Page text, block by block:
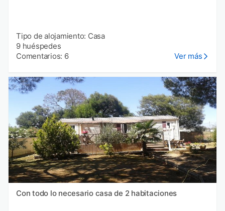
Tipo de alojamiento: Casa
9 huéspedes
Comentarios: 6
Ver más
Con todo lo necesario casa de 2 habitaciones